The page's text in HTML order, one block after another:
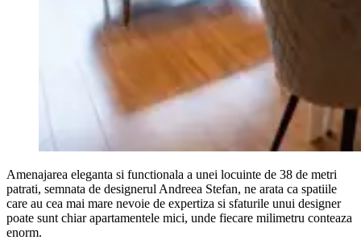
Amenajarea eleganta si functionala a unei locuinte de 38 de metri
patrati, semnata de designerul Andreea Stefan, ne arata ca spatiile
care au cea mai mare nevoie de expertiza si sfaturile unui designer
poate sunt chiar apartamentele mici, unde fiecare milimetru conteaza
enorm.